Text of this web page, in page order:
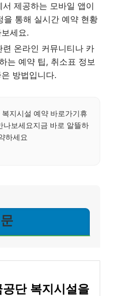
서 제공하는 모바일 앱이
을 통해 실시간 예약 현황
세요.
련 온라인 커뮤니티나 카
는 예약 팁, 취소표 정보
방법입니다.
복지시설 예약 바로가기휴
보세요지금 바로 알뜰하
하세요
단 복지시설을